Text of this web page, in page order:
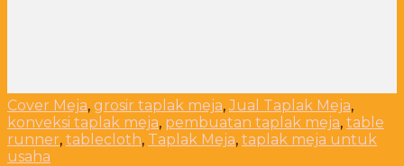
Cover Meja, grosir taplak meja,Jual Taplak Meja,
konveksi taplak meja, pembuatan taplak meja, table
runner, tablecloth, Taplak Meja, taplak meja untuk
usaha